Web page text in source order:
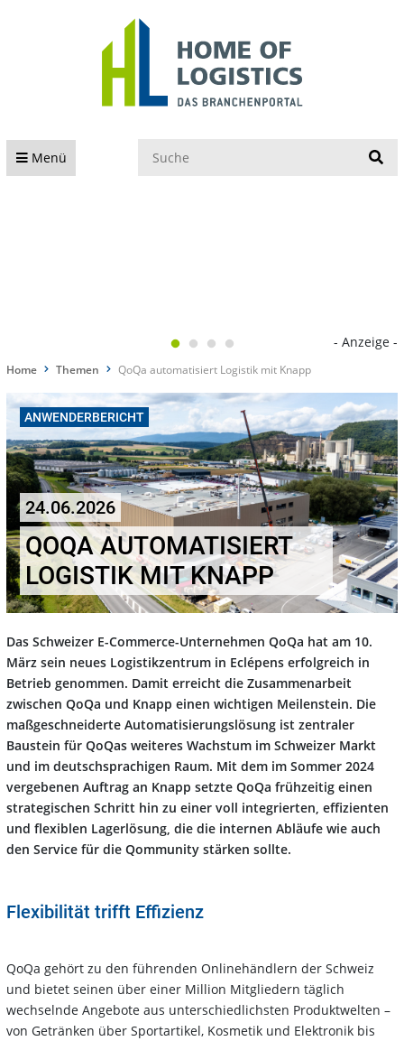
Menü
- Anzeige -
Home Themen QoQa automatisiert Logistik mit Knapp
ANWENDERBERICHT
24.06.2026
QOQA AUTOMATISIERT
LOGISTIK MIT KNAPP
Das Schweizer E-Commerce-Unternehmen QoQa hat am 10.
März sein neues Logistikzentrum in Eclépens erfolgreich in
Betrieb genommen. Damit erreicht die Zusammenarbeit
zwischen QoQa und Knapp einen wichtigen Meilenstein. Die
maßgeschneiderte Automatisierungslösung ist zentraler
Baustein für QoQas weiteres Wachstum im Schweizer Markt
und im deutschsprachigen Raum. Mit dem im Sommer 2024
vergebenen Auftrag an Knapp setzte QoQa frühzeitig einen
strategischen Schritt hin zu einer voll integrierten, effizienten
und flexiblen Lagerlösung, die die internen Abläufe wie auch
den Service für die Qommunity stärken sollte.
Flexibilität trifft Effizienz
QoQa gehört zu den führenden Onlinehändlern der Schweiz
und bietet seinen über einer Million Mitgliedern täglich
wechselnde Angebote aus unterschiedlichsten Produktwelten –
von Getränken über Sportartikel, Kosmetik und Elektronik bis